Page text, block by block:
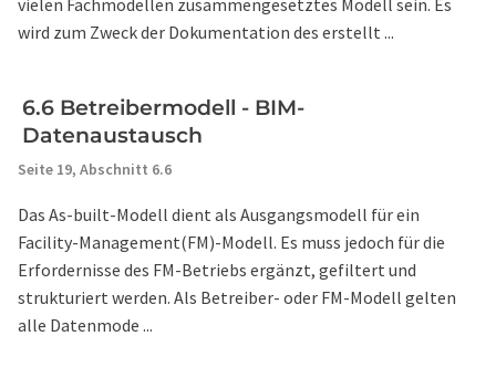
vielen Fachmodellen zusammengesetztes Modell sein. Es
wird zum Zweck der Dokumentation des erstellt ...
6.6 Betreibermodell - BIM-
Datenaustausch
Seite 19, Abschnitt 6.6
Das As-built-Modell dient als Ausgangsmodell für ein
Facility-Management(FM)-Modell. Es muss jedoch für die
Erfordernisse des FM-Betriebs ergänzt, gefiltert und
strukturiert werden. Als Betreiber- oder FM-Modell gelten
alle Datenmode ...